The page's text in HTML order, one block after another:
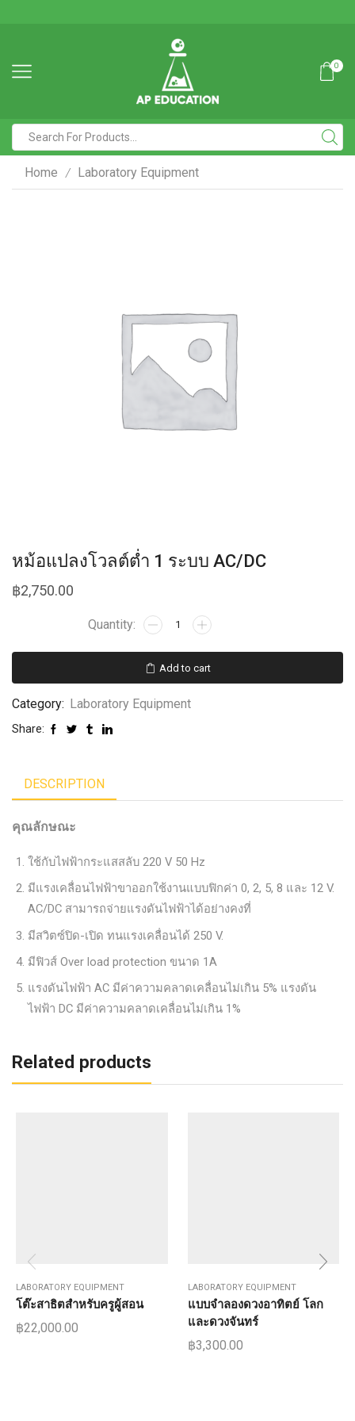
0
Home / Laboratory Equipment
หม้อแปลงโวลต์ต่ำ 1 ระบบ AC/DC
฿2,750.00
Add to cart
Category: Laboratory Equipment
Share:
DESCRIPTION
คุณลักษณะ
ใช้กับไฟฟ้ากระแสสลับ 220 V 50 Hz
มีแรงเคลื่อนไฟฟ้าขาออกใช้งานแบบฟิกค่า 0, 2, 5, 8 และ 12 V.
AC/DC สามารถจ่ายแรงดันไฟฟ้าได้อย่างคงที่
มีสวิตซ์ปิด-เปิด ทนแรงเคลื่อนได้ 250 V.
มีฟิวส์ Over load protection ขนาด 1A
แรงดันไฟฟ้า AC มีค่าความคลาดเคลื่อนไม่เกิน 5% แรงดัน
ไฟฟ้า DC มีค่าความคลาดเคลื่อนไม่เกิน 1%
Related products
LABORATORY EQUIPMENT
โต๊ะสาธิตสำหรับครูผู้สอน
฿22,000.00
LABORATORY EQUIPMENT
แบบจำลองดวงอาทิตย์ โลก
และดวงจันทร์
฿3,300.00